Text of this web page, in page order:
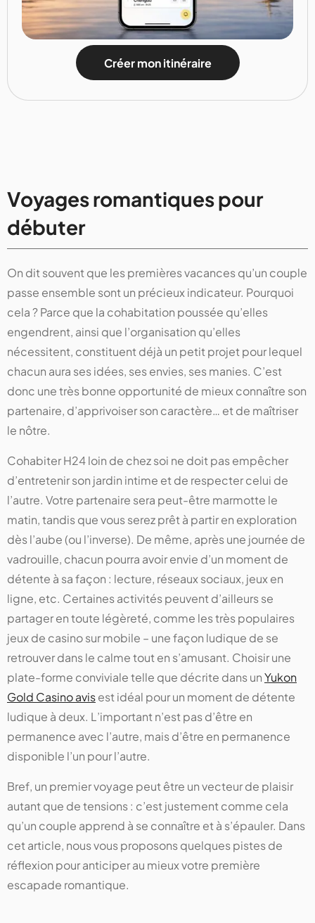
Créer mon itinéraire
Voyages romantiques pour
débuter
On dit souvent que les premières vacances qu’un couple
passe ensemble sont un précieux indicateur. Pourquoi
cela ? Parce que la cohabitation poussée qu’elles
engendrent, ainsi que l’organisation qu’elles
nécessitent, constituent déjà un petit projet pour lequel
chacun aura ses idées, ses envies, ses manies. C’est
donc une très bonne opportunité de mieux connaître son
partenaire, d’apprivoiser son caractère… et de maîtriser
le nôtre.
Cohabiter H24 loin de chez soi ne doit pas empêcher
d’entretenir son jardin intime et de respecter celui de
l’autre. Votre partenaire sera peut-être marmotte le
matin, tandis que vous serez prêt à partir en exploration
dès l’aube (ou l’inverse). De même, après une journée de
vadrouille, chacun pourra avoir envie d’un moment de
détente à sa façon : lecture, réseaux sociaux, jeux en
ligne, etc. Certaines activités peuvent d’ailleurs se
partager en toute légèreté, comme les très populaires
jeux de casino sur mobile – une façon ludique de se
retrouver dans le calme tout en s’amusant. Choisir une
plate-forme conviviale telle que décrite dans unYukon
Gold Casino avisest idéal pour un moment de détente
ludique à deux. L’important n’est pas d’être en
permanence avec l’autre, mais d’être en permanence
disponible l’un pour l’autre.
Bref, un premier voyage peut être un vecteur de plaisir
autant que de tensions : c’est justement comme cela
qu’un couple apprend à se connaître et à s’épauler. Dans
cet article, nous vous proposons quelques pistes de
réflexion pour anticiper au mieux votre première
escapade romantique.